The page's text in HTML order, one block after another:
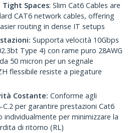
Spaces: Slim Cat6 Cables are
CAT6 network cables, offering
routing in dense IT setups
Supporta velocità 10Gbps
Type 4) con rame puro 28AWG
50 micron per un segnale
flessibile resiste a piegature
Costante: Conforme agli
per garantire prestazioni Cat6
per minimizzare la
di ritorno (RL)